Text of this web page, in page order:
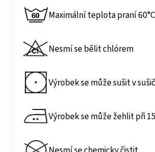
Maximální teplota praní 60°C
Nesmí se bělit chlórem
Výrobek se může sušit v
Výrobek se může žehlit při